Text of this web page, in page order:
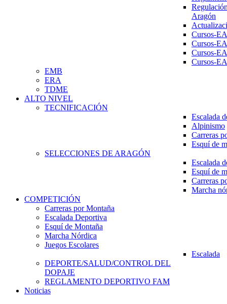
Aragón
Cursos-
Cursos-
Cursos-
Cursos-
EMB
ERA
TDME
ALTO NIVEL
TECNIFICACIÓN
Escalada
Alpinismo
Carreras
Esquí de
SELECCIONES DE ARAGÓN
Escalada
Esquí de
Carreras
Marcha
COMPETICIÓN
Carreras por Montaña
Escalada Deportiva
Esquí de Montaña
Marcha Nórdica
Juegos Escolares
Escalada
DEPORTE/SALUD/CONTROL DEL
DOPAJE
REGLAMENTO DEPORTIVO FAM
Noticias